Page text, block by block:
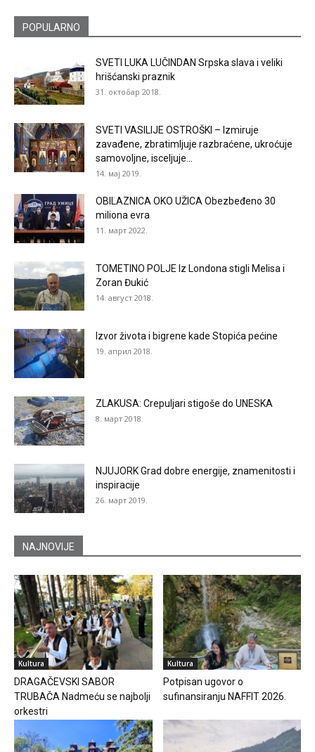
POPULARNO
SVETI LUKA LUČINDAN Srpska slava i veliki
hrišćanski praznik
31. октобар 2018.
SVETI VASILIJE OSTROŠKI – Izmiruje
zavađene, zbratimljuje razbraćene, ukroćuje
samovoljne, isceljuje...
14. мај 2019.
OBILAZNICA OKO UŽICA Obezbeđeno 30
miliona evra
11. март 2022.
TOMETINO POLJE Iz Londona stigli Melisa i
Zoran Đukić
14. август 2018.
Izvor života i bigrene kade Stopića pećine
19. април 2018.
ZLAKUSA: Crepuljari stigoše do UNESKA
8. март 2018.
NJUJORK Grad dobre energije, znamenitosti i
inspiracije
26. март 2019.
NAJNOVIJE
Kultura
DRAGAČEVSKI SABOR
TRUBAČA Nadmeću se najbolji
orkestri
Kultura
Potpisan ugovor o
sufinansiranju NAFFIT 2026.